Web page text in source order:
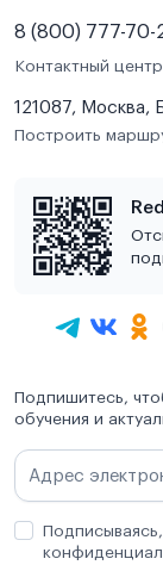
8 (800) 777-70-
Контактный
121087, Москва,
Построить
Подпишитесь,
обучения и